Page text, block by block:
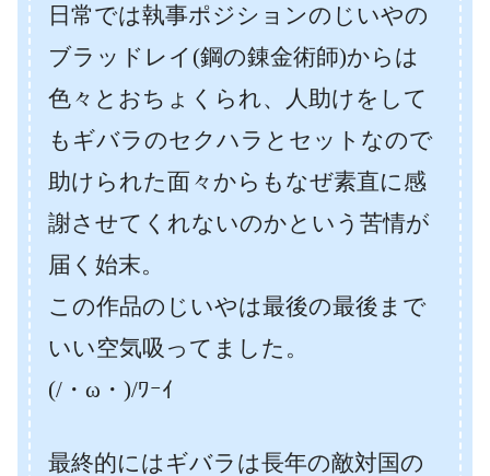
日常では執事ポジションのじいやの
ブラッドレイ(鋼の錬金術師)からは
色々とおちょくられ、人助けをして
もギバラのセクハラとセットなので
助けられた面々からもなぜ素直に感
謝させてくれないのかという苦情が
届く始末。
この作品のじいやは最後の最後まで
いい空気吸ってました。
(/・ω・)/ﾜｰｲ
最終的にはギバラは長年の敵対国の